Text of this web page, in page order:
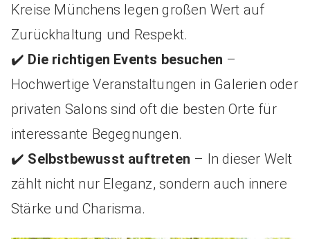
Kreise Münchens legen großen Wert auf
Zurückhaltung und Respekt.
✔️ Die richtigen Events besuchen –
Hochwertige Veranstaltungen in Galerien oder
privaten Salons sind oft die besten Orte für
interessante Begegnungen.
✔️ Selbstbewusst auftreten – In dieser Welt
zählt nicht nur Eleganz, sondern auch innere
Stärke und Charisma.